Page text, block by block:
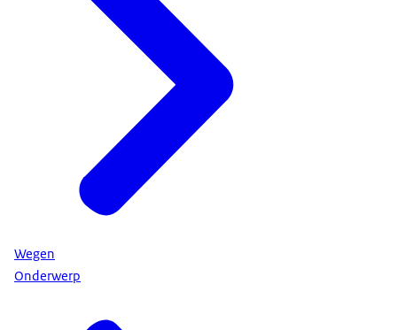
Wegen
Onderwerp